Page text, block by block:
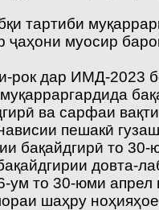
тартиби
ҷаҳони муосир
дар ИМД-2023
ва сарфаи
пешакӣ
бақайдгирӣ то 30-
довта-
ум то 30-юми апрел
шаҳру